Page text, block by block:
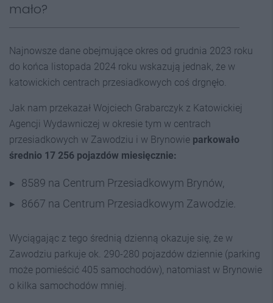
mało?
Najnowsze dane obejmujące okres od grudnia 2023 roku
do końca listopada 2024 roku wskazują jednak, że w
katowickich centrach przesiadkowych coś drgnęło.
Jak nam przekazał Wojciech Grabarczyk z Katowickiej
Agencji Wydawniczej w okresie tym w centrach
przesiadkowych w Zawodziu i w Brynowie parkowało
średnio 17 256 pojazdów miesięcznie:
8589 na Centrum Przesiadkowym Brynów,
8667 na Centrum Przesiadkowym Zawodzie.
Wyciągając z tego średnią dzienną okazuje się, że w
Zawodziu parkuje ok. 290-280 pojazdów dziennie (parking
może pomieścić 405 samochodów), natomiast w Brynowie
o kilka samochodów mniej.